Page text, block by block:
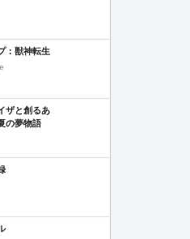
：獣神転生
ザと創るあ
の夢物語